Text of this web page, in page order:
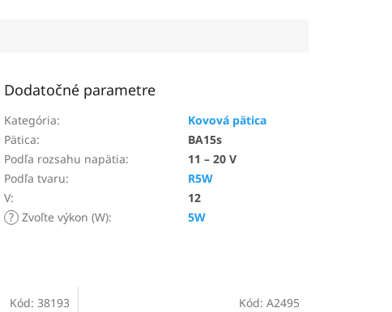
Dodatočné parametre
Kategória:
Kovová pätica
Pätica:
BA15s
Podľa rozsahu napätia:
11 – 20 V
Podľa tvaru:
R5W
V:
12
? Zvoľte výkon (W): 5W
Kód: 38193 Kód: A2495